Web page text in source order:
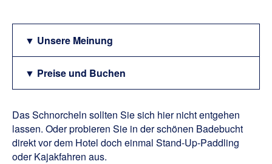
▼ Unsere Meinung
▼ Preise und Buchen
Das Schnorcheln sollten Sie sich hier nicht entgehen
lassen. Oder probieren Sie in der schönen Badebucht
direkt vor dem Hotel doch einmal Stand-Up-Paddling
oder Kajakfahren aus.